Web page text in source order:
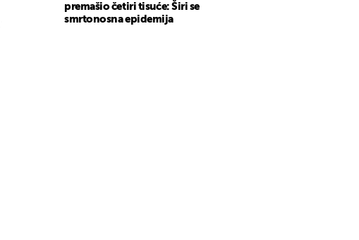
premašio četiri tisuće: Širi se
smrtonosna epidemija